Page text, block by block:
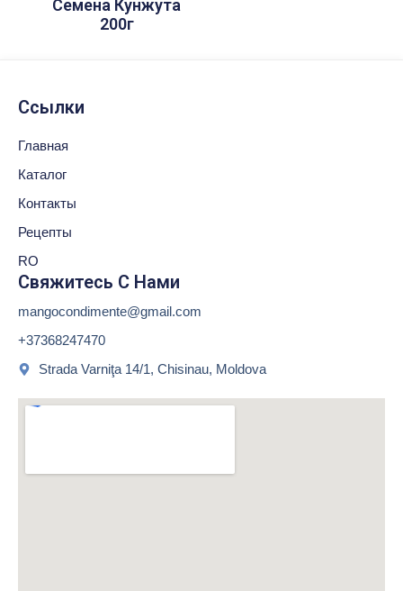
Семена Кунжута
200г
Ссылки
Главная
Каталог
Контакты
Рецепты
RO
Свяжитесь С Нами
mangocondimente@gmail.com
+37368247470
Strada Varniţa 14/1, Chisinau, Moldova